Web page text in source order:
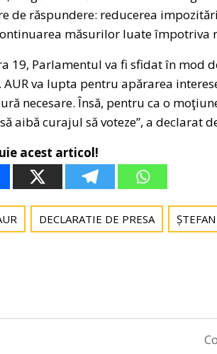
de răspundere: reducerea
măsurilor luate împotriva
19, Parlamentul va fi sfidat în mod
AUR va lupta pentru apărarea
necesare. Însă, pentru ca o
aibă curajul să voteze”, a declarat
acest articol!
DECLARATIE DE PRESA